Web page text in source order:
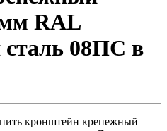
RAL
сталь 08ПС в
кронштейн крепежный